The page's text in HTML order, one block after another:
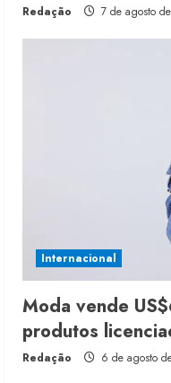
Redação 7 de agosto
Internacional
Moda vende
produtos
Redação 6 de agosto